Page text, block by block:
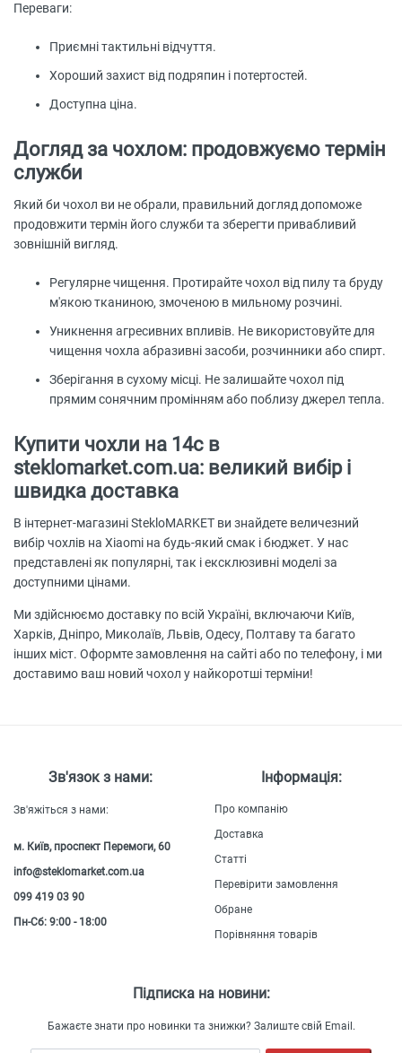
Переваги:
Приємні тактильні відчуття.
Хороший захист від подряпин і потертостей.
Доступна ціна.
Догляд за чохлом: продовжуємо термін
служби
Який би чохол ви не обрали, правильний догляд допоможе
продовжити термін його служби та зберегти привабливий
зовнішній вигляд.
Регулярне чищення. Протирайте чохол від пилу та бруду
м'якою тканиною, змоченою в мильному розчині.
Уникнення агресивних впливів. Не використовуйте для
чищення чохла абразивні засоби, розчинники або спирт.
Зберігання в сухому місці. Не залишайте чохол під
прямим сонячним промінням або поблизу джерел тепла.
Купити чохли на 14с в
steklomarket.com.ua: великий вибір і
швидка доставка
В інтернет-магазині StekloMARKET ви знайдете величезний
вибір чохлів на Xiaomi на будь-який смак і бюджет. У нас
представлені як популярні, так і ексклюзивні моделі за
доступними цінами.
Ми здійснюємо доставку по всій Україні, включаючи Київ,
Харків, Дніпро, Миколаїв, Львів, Одесу, Полтаву та багато
інших міст. Оформте замовлення на сайті або по телефону, і ми
доставимо ваш новий чохол у найкоротші терміни!
Зв'язок з нами:
Зв'яжіться з нами:
м. Київ, проспект Перемоги, 60
info@steklomarket.com.ua
099 419 03 90
Пн-Сб: 9:00 - 18:00
Інформація:
Про компанію
Доставка
Статті
Перевірити замовлення
Обране
Порівняння товарів
Підписка на новини:
Бажаєте знати про новинки та знижки? Залиште свій Email.